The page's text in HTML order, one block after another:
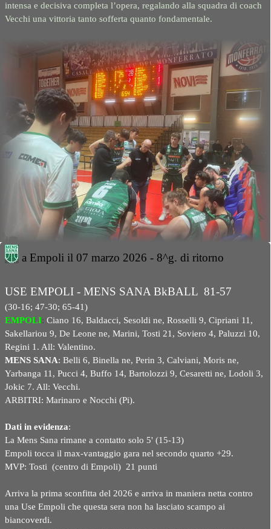
intensa e decisiva completa l’opera, regalando alla squadra di coach
Vecchi una vittoria tanto sofferta quanto fondamentale.
a Empoli il 07 marzo 2026 - 8^g. di ritorno
USE EMPOLI - MENS SANA BkBALL 81-57
(30-16; 47-30; 65-41)
EMPOLI: Ciano 16, Baldacci, Sesoldi ne, Rosselli 9, Cipriani 11,
Sakellariou 9, De Leone ne, Marini, Tosti 21, Soviero 4, Paluzzi 10,
Regini 1. All: Valentino.
MENS SANA: Belli 6, Binella ne, Perin 3, Calviani, Moris ne,
Yarbanga 11, Pucci 4, Buffo 14, Bartolozzi 9, Cesaretti ne, Lodoli 3,
Jokic 7. All: Vecchi.
ARBITRI: Marinaro e Nocchi (Pi).
Dati in evidenza:
La Mens Sana rimane a contatto solo 5' (15-13)
Empoli tocca il max-vantaggio gara nel secondo quarto +29.
MVP: Tosti (centro di Empoli) 21 punti
Arriva la prima sconfitta del 2026 e arriva in maniera netta contro
una Use Empoli che questa sera non ha lasciato scampo ai
biancoverdi.